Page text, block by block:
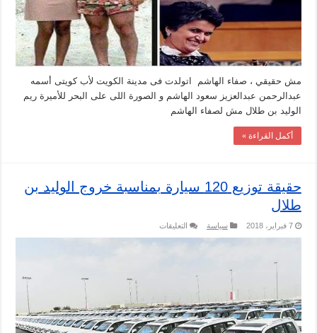
مغلقة
مش حقيقي ، صفاء الهاشم اتولدت فى مدينة الكويت لأب كويتى أسمه
عبدالرحمن عبدالعزيز سعود الهاشم و الصورة اللى على البحر للأميرة ريم
الوليد بن طلال مش لصفاء الهاشم
أكمل القراءة »
حقيقة توزيع 120 سيارة بمناسبة خروج الوليد بن
طلال
7 فبراير، 2018 سياسة التعليقات
توزيع
طلال
مغلقة